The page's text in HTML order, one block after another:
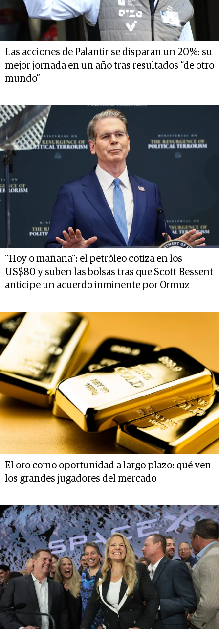
Las acciones de Palantir se disparan un 20%: su
mejor jornada en un año tras resultados “de otro
mundo”
"Hoy o mañana": el petróleo cotiza en los
US$80 y suben las bolsas tras que Scott Bessent
anticipe un acuerdo inminente por Ormuz
El oro como oportunidad a largo plazo: qué ven
los grandes jugadores del mercado